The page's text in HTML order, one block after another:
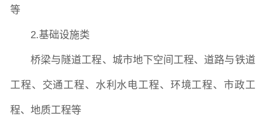
等
2.基础设施类
桥梁与隧道工程、城市地下空间工程、道路与铁道
工程、交通工程、水利水电工程、环境工程、市政工
程、地质工程等